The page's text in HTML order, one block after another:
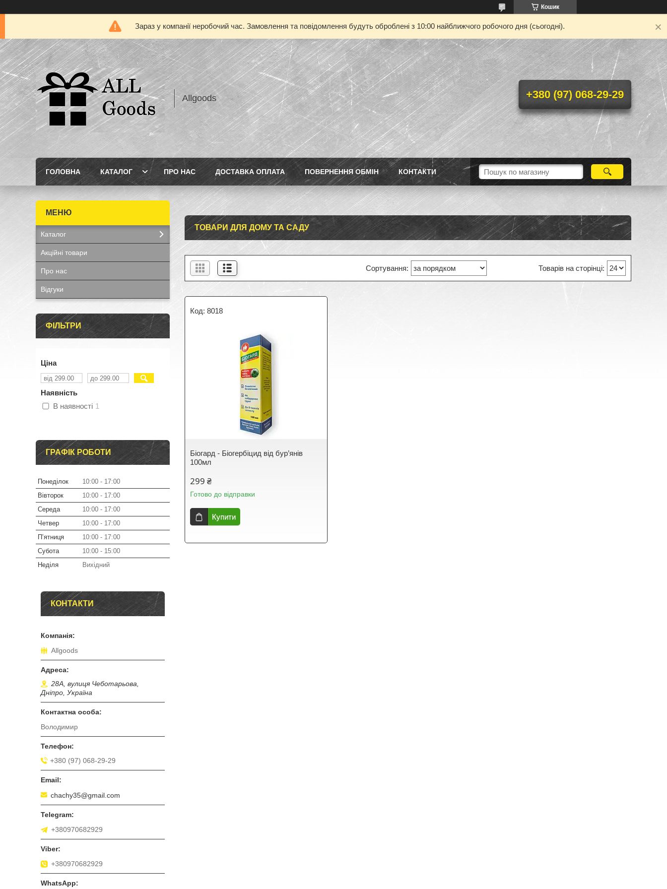
Кошик
Зараз у компанії неробочий час. Замовлення та повідомлення будуть оброблені з 10:00 найближчого робочого дня (сьогодні).
Allgoods +380 (97) 068-29-29
ГОЛОВНА КАТАЛОГ ПРО НАС ДОСТАВКА ОПЛАТА ПОВЕРНЕННЯ ОБМІН КОНТАКТИ
ТОВАРИ ДЛЯ ДОМУ ТА САДУ
8018
Біогард - Біогербіцид від бур’янів
100мл
299 ₴
Готово до відправки
Купити
Каталог
Акційні товари
Про нас
Відгуки
ФІЛЬТРИ
Ціна
Наявність
В наявності 1
ГРАФІК РОБОТИ
Понеділок 10:00
17:00
Вівторок
10:00
17:00
Середа
10:00
17:00
Четвер
10:00
17:00
Пʼятниця
10:00
17:00
Субота
10:00
15:00
Неділя
Вихідний
КОНТАКТИ
Allgoods
28А, вулиця Чеботарьова,
Дніпро, Україна
Володимир
+380 (97) 068-29-29
chachy35@gmail.com
+380970682929
+380970682929